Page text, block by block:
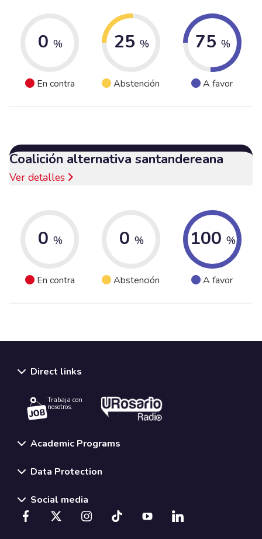
0 %
En contra
25 %
Abstención
75 %
A favor
Coalición alternativa santandereana
Ver detalles
0 %
En contra
0 %
Abstención
100 %
A favor
Direct links
Trabaja con
nosotros.
Academic Programs
Data Protection
Social media